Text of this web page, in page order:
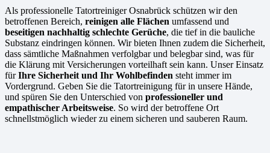
Als professionelle Tatortreiniger Osnabrück schützen wir den
betroffenen Bereich, reinigen alle Flächen umfassend und
beseitigen nachhaltig schlechte Gerüche, die tief in die bauliche
Substanz eindringen können. Wir bieten Ihnen zudem die Sicherheit,
dass sämtliche Maßnahmen verfolgbar und belegbar sind, was für
die Klärung mit Versicherungen vorteilhaft sein kann. Unser Einsatz
fürIhre Sicherheit und Ihr Wohlbefinden steht immer im
Vordergrund. Geben Sie die Tatortreinigung für in unsere Hände,
und spüren Sie den Unterschied von professioneller und
empathischer Arbeitsweise. So wird der betroffene Ort
schnellstmöglich wieder zu einem sicheren und sauberen Raum.